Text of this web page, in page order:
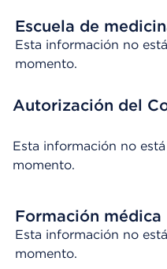
Escuela de
Esta información no
momento.
Autorización del
Esta información no
momento.
Formación médica
Esta información no
momento.